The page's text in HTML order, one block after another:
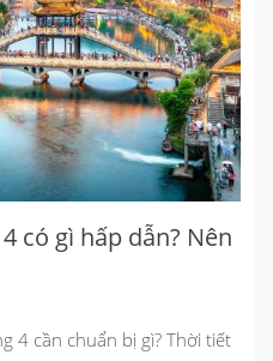
có gì hấp dẫn? Nên
4 cần chuẩn bị gì? Thời tiết